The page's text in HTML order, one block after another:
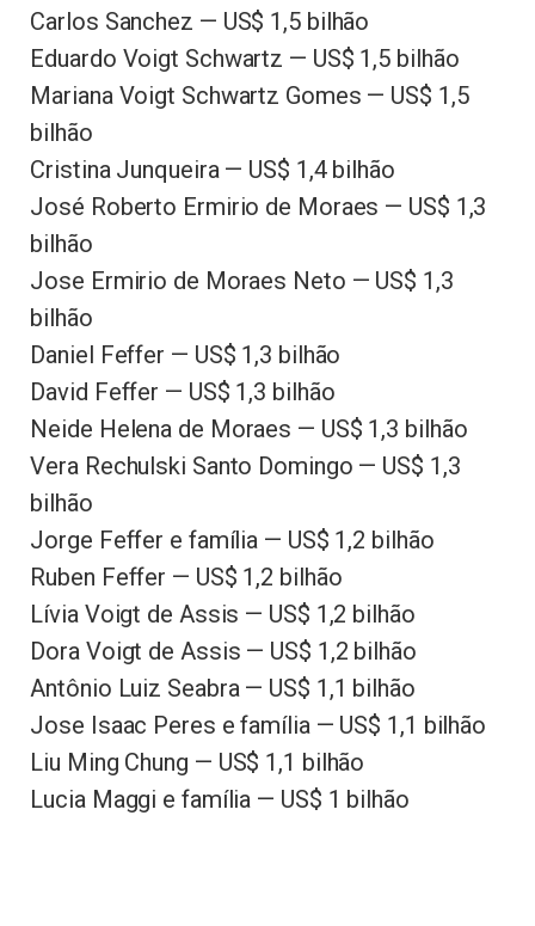
Carlos Sanchez — US$ 1,5 bilhão
Eduardo Voigt Schwartz — US$ 1,5 bilhão
Mariana Voigt Schwartz Gomes — US$ 1,5
bilhão
Cristina Junqueira — US$ 1,4 bilhão
José Roberto Ermirio de Moraes — US$ 1,3
bilhão
Jose Ermirio de Moraes Neto — US$ 1,3
bilhão
Daniel Feffer — US$ 1,3 bilhão
David Feffer — US$ 1,3 bilhão
Neide Helena de Moraes — US$ 1,3 bilhão
Vera Rechulski Santo Domingo — US$ 1,3
bilhão
Jorge Feffer e família — US$ 1,2 bilhão
Ruben Feffer — US$ 1,2 bilhão
Lívia Voigt de Assis — US$ 1,2 bilhão
Dora Voigt de Assis — US$ 1,2 bilhão
Antônio Luiz Seabra — US$ 1,1 bilhão
Jose Isaac Peres e família — US$ 1,1 bilhão
Liu Ming Chung — US$ 1,1 bilhão
Lucia Maggi e família — US$ 1 bilhão